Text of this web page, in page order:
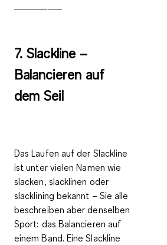
7. Slackline –
Balancieren auf
dem Seil
Das Laufen auf der Slackline
ist unter vielen Namen wie
slacken, slacklinen oder
slacklining bekannt – Sie alle
beschreiben aber denselben
Sport: das Balancieren auf
einem Band. Eine Slackline